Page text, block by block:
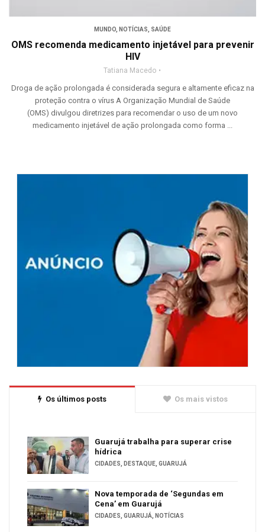
MUNDO, NOTÍCIAS, SAÚDE
OMS recomenda medicamento injetável para prevenir
HIV
Tatiana Macedo
Droga de ação prolongada é considerada segura e altamente eficaz na
proteção contra o vírus A Organização Mundial de Saúde
(OMS) divulgou diretrizes para recomendar o uso de um novo
medicamento injetável de ação prolongada como forma ...
Os últimos posts Os mais vistos
Guarujá trabalha para superar crise
hídrica
CIDADES, DESTAQUE, GUARUJÁ
Nova temporada de ‘Segundas em
Cena’ em Guarujá
CIDADES, GUARUJÁ, NOTÍCIAS